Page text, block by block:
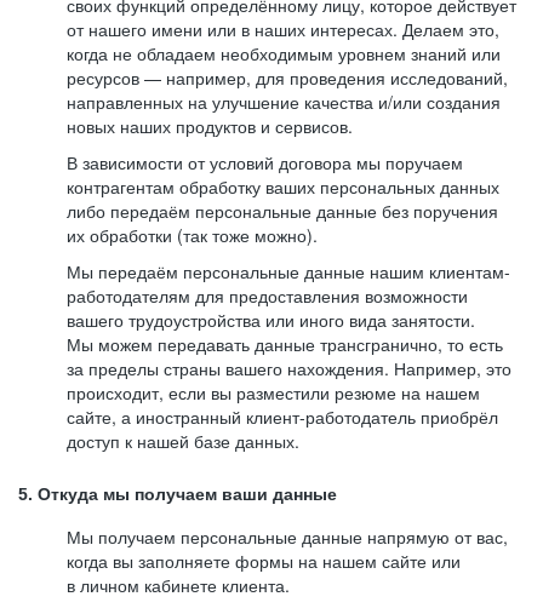
своих функций определённому лицу, которое действует
от нашего имени или в наших интересах. Делаем это,
когда не обладаем необходимым уровнем знаний или
ресурсов — например, для проведения исследований,
направленных на улучшение качества и/или создания
новых наших продуктов и сервисов.
В зависимости от условий договора мы поручаем
контрагентам обработку ваших персональных данных
либо передаём персональные данные без поручения
их обработки (так тоже можно).
Мы передаём персональные данные нашим клиентам-
работодателям для предоставления возможности
вашего трудоустройства или иного вида занятости.
Мы можем передавать данные трансгранично, то есть
за пределы страны вашего нахождения. Например, это
происходит, если вы разместили резюме на нашем
сайте, а иностранный клиент-работодатель приобрёл
доступ к нашей базе данных.
5. Откуда мы получаем ваши данные
Мы получаем персональные данные напрямую от вас,
когда вы заполняете формы на нашем сайте или
в личном кабинете клиента.